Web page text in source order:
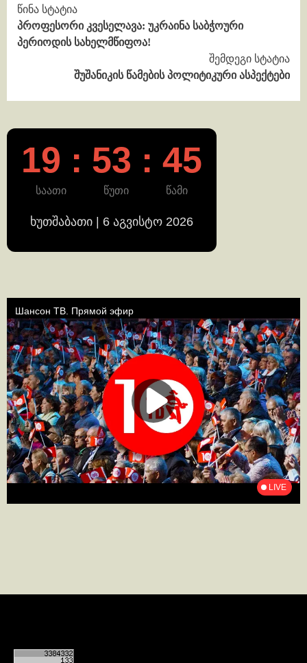
Continue
Reading
წინა სტატია
პროფესორი კვესელავა: უკრაინა საბჭოური
პერიოდის სახელმწიფოა!
შემდეგი სტატია
შუშანიკის წამების პოლიტიკური ასპექტები
19 : 53 : 45
საათი წუთი წამი
ხუთშაბათი | 6 აგვისტო 2026